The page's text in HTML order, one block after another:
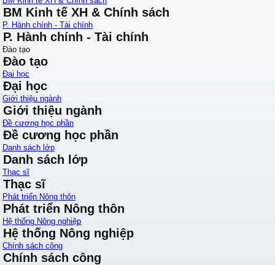
BM Kinh tế XH & Chính sách
P. Hành chính - Tài chính
P. Hành chính - Tài chính
Đào tạo
Đào tạo
Đại học
Đại học
Giới thiệu ngành
Giới thiệu ngành
Đề cương học phần
Đề cương học phần
Danh sách lớp
Danh sách lớp
Thạc sĩ
Thạc sĩ
Phát triển Nông thôn
Phát triển Nông thôn
Hệ thống Nông nghiệp
Hệ thống Nông nghiệp
Chính sách công
Chính sách công